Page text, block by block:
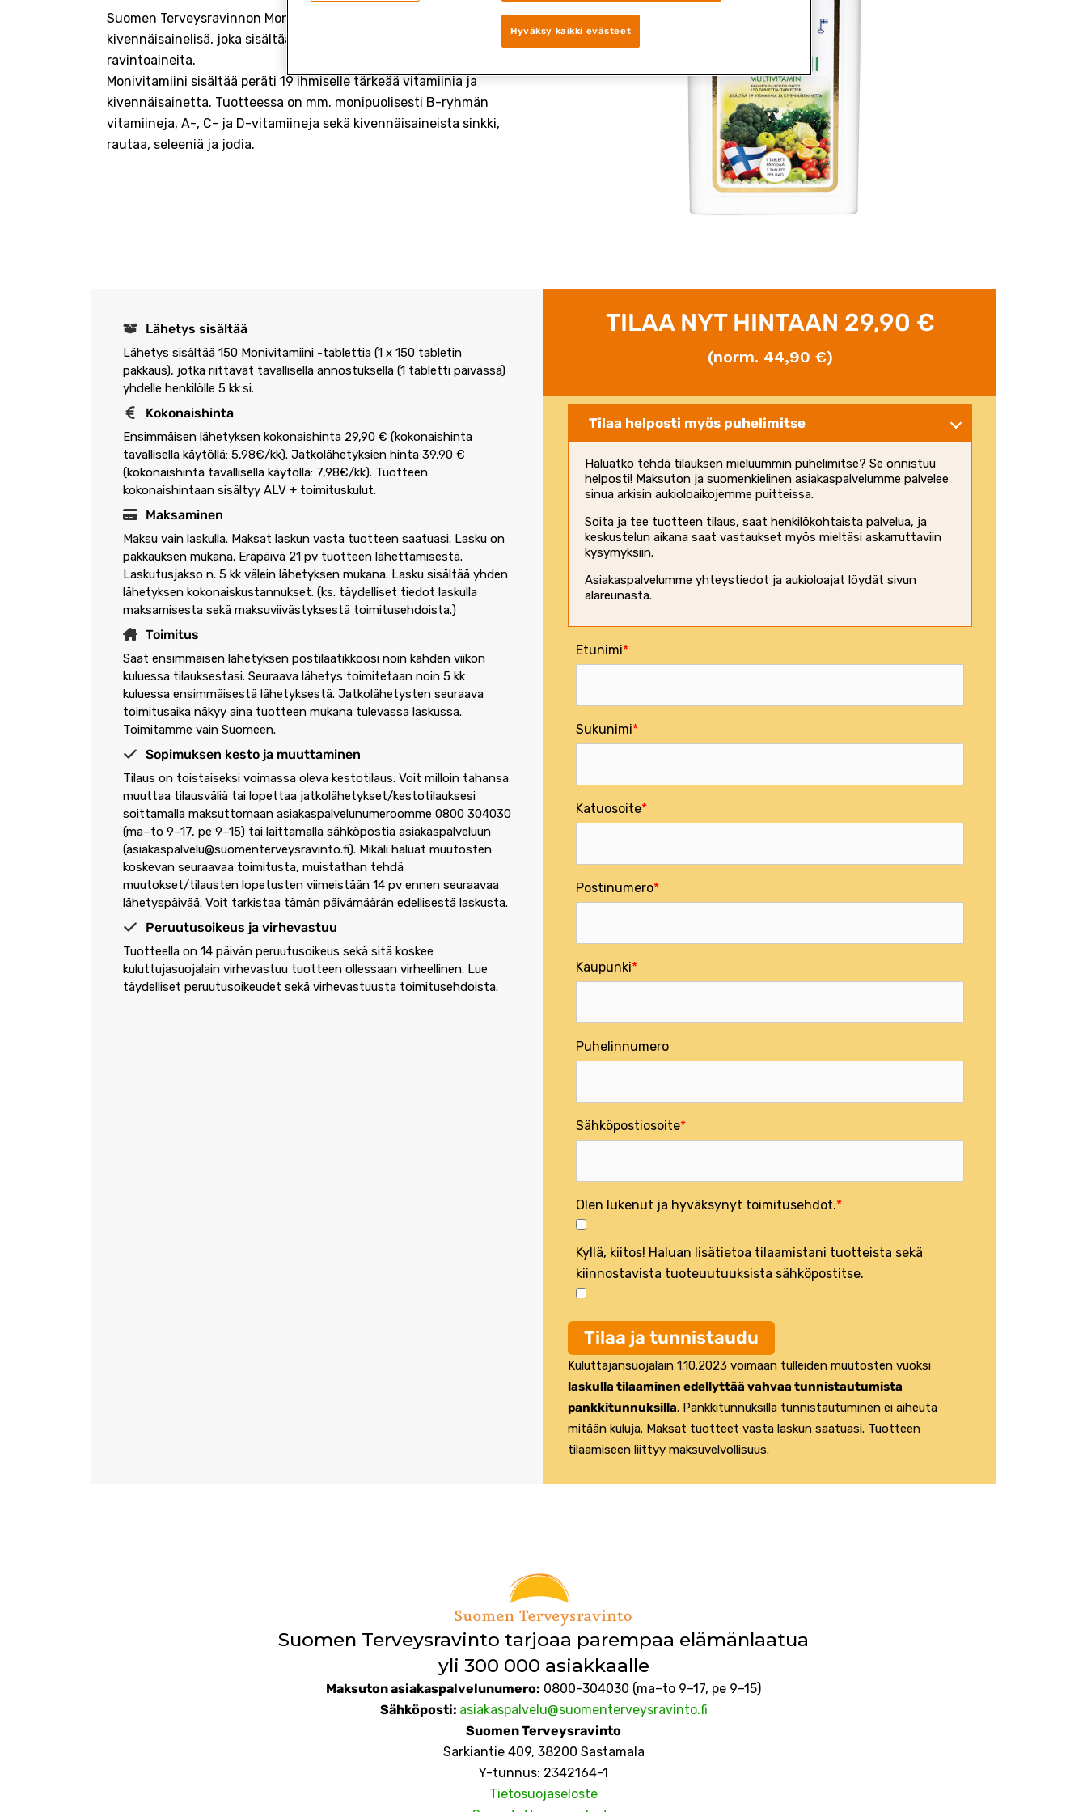
Suomen Terveysravinnon Monivitamiini on monipuolinen vitamiini- ja
kivennäisainelisä, joka sisältää paljon kehon tarvitsemia tärkeitä
ravintoaineita.
Monivitamiini sisältää peräti 19 ihmiselle tärkeää vitamiinia ja
kivennäisainetta. Tuotteessa on mm. monipuolisesti B-ryhmän
vitamiineja, A-, C- ja D-vitamiineja sekä kivennäisaineista sinkki,
rautaa, seleeniä ja jodia.
Lähetys sisältää
Lähetys sisältää 150 Monivitamiini -tablettia (1 x 150 tabletin
pakkaus), jotka riittävät tavallisella annostuksella (1 tabletti päivässä)
yhdelle henkilölle 5 kk:si.
Kokonaishinta
Ensimmäisen lähetyksen kokonaishinta 29,90 € (kokonaishinta
tavallisella käytöllä: 5,98€/kk). Jatkolähetyksien hinta 39,90 €
(kokonaishinta tavallisella käytöllä: 7,98€/kk). Tuotteen
kokonaishintaan sisältyy ALV + toimituskulut.
Maksaminen
Maksu vain laskulla. Maksat laskun vasta tuotteen saatuasi. Lasku on
pakkauksen mukana. Eräpäivä 21 pv tuotteen lähettämisestä.
Laskutusjakso n. 5 kk välein lähetyksen mukana. Lasku sisältää yhden
lähetyksen kokonaiskustannukset. (ks. täydelliset tiedot laskulla
maksamisesta sekä maksuviivästyksestä toimitusehdoista.)
Toimitus
Saat ensimmäisen lähetyksen postilaatikkoosi noin kahden viikon
kuluessa tilauksestasi. Seuraava lähetys toimitetaan noin 5 kk
kuluessa ensimmäisestä lähetyksestä. Jatkolähetysten seuraava
toimitusaika näkyy aina tuotteen mukana tulevassa laskussa.
Toimitamme vain Suomeen.
Sopimuksen kesto ja muuttaminen
Tilaus on toistaiseksi voimassa oleva kestotilaus. Voit milloin tahansa
muuttaa tilausväliä tai lopettaa jatkolähetykset/kestotilauksesi
soittamalla maksuttomaan asiakaspalvelunumeroomme 0800 304030
(ma–to 9–17, pe 9–15) tai laittamalla sähköpostia asiakaspalveluun
(asiakaspalvelu@suomenterveysravinto.fi). Mikäli haluat muutosten
koskevan seuraavaa toimitusta, muistathan tehdä
muutokset/tilausten lopetusten viimeistään 14 pv ennen seuraavaa
lähetyspäivää. Voit tarkistaa tämän päivämäärän edellisestä laskusta.
Peruutusoikeus ja virhevastuu
Tuotteella on 14 päivän peruutusoikeus sekä sitä koskee
kuluttujasuojalain virhevastuu tuotteen ollessaan virheellinen. Lue
täydelliset peruutusoikeudet sekä virhevastuusta toimitusehdoista.
TILAA NYT HINTAAN 29,90 €
(norm. 44,90 €)
Tilaa helposti myös puhelimitse
Haluatko tehdä tilauksen mieluummin puhelimitse? Se onnistuu
helposti! Maksuton ja suomenkielinen asiakaspalvelumme palvelee
sinua arkisin aukioloaikojemme puitteissa.
Soita ja tee tuotteen tilaus, saat henkilökohtaista palvelua, ja
keskustelun aikana saat vastaukset myös mieltäsi askarruttaviin
kysymyksiin.
Asiakaspalvelumme yhteystiedot ja aukioloajat löydät sivun
alareunasta.
Etunimi
Sukunimi
Katuosoite
Postinumero
Kaupunki
Puhelinnumero
Sähköpostiosoite
Olen lukenut ja hyväksynyt toimitusehdot.
Kyllä, kiitos! Haluan lisätietoa tilaamistani tuotteista sekä
kiinnostavista tuoteuutuuksista sähköpostitse.
Tilaa ja tunnistaudu
Kuluttajansuojalain 1.10.2023 voimaan tulleiden muutosten vuoksi
laskulla tilaaminen edellyttää vahvaa tunnistautumista
pankkitunnuksilla. Pankkitunnuksilla tunnistautuminen ei aiheuta
mitään kuluja. Maksat tuotteet vasta laskun saatuasi. Tuotteen
tilaamiseen liittyy maksuvelvollisuus.
Suomen Terveysravinto tarjoaa parempaa elämänlaatua
yli 300 000 asiakkaalle
Maksuton asiakaspalvelunumero: 0800-304030 (ma–to 9–17, pe 9–15)
Sähköposti: asiakaspalvelu@suomenterveysravinto.fi
Suomen Terveysravinto
Sarkiantie 409, 38200 Sastamala
Y-tunnus: 2342164-1
Tietosuojaseloste
Hyväksy kaikki evästeet